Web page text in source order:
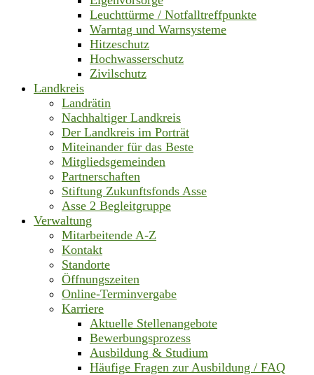
Leuchttürme / Notfalltreffpunkte
Warntag und Warnsysteme
Hitzeschutz
Hochwasserschutz
Zivilschutz
Landkreis
Landrätin
Nachhaltiger Landkreis
Der Landkreis im Porträt
Miteinander für das Beste
Mitgliedsgemeinden
Partnerschaften
Stiftung Zukunftsfonds Asse
Asse 2 Begleitgruppe
Verwaltung
Mitarbeitende A-Z
Kontakt
Standorte
Öffnungszeiten
Online-Terminvergabe
Karriere
Aktuelle Stellenangebote
Bewerbungsprozess
Ausbildung & Studium
Häufige Fragen zur Ausbildung / FAQ